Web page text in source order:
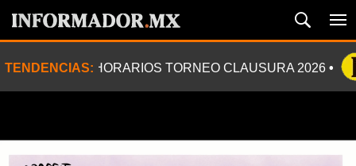
TENDENCIAS: HORARIOS TORNEO CLAUSURA 2026